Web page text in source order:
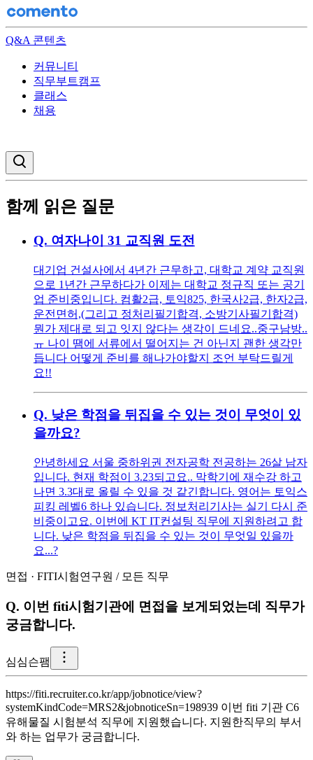
Q&A 콘텐츠
커뮤니티
직무부트캠프
클래스
채용
함께 읽은 질문
Q. 여자나이 31 교직원 도전
대기업 건설사에서 4년간 근무하고, 대학교 계약 교직원
으로 1년간 근무하다가 이제는 대학교 정규직 또는 공기
업 준비중입니다. 컴활2급, 토익825, 한국사2급, 한자2급,
운전면허,(그리고 정처리필기합격, 소방기사필기합격)
뭔가 제대로 되고 잇지 않다는 생각이 드네요..중구남방..
ㅠ 나이 땜에 서류에서 떨어지는 건 아닌지 괜한 생각만
듭니다 어떻게 준비를 해나가야할지 조언 부탁드릴게
요!!
Q. 낮은 학점을 뒤집을 수 있는 것이 무엇이 있
을까요?
안녕하세요 서울 중하위권 전자공학 전공하는 26살 남자
입니다. 현재 학점이 3.23되고요.. 막학기에 재수강 하고
나면 3.3대로 올릴 수 있을 것 같긴합니다. 영어는 토익스
피킹 레벨6 하나 있습니다. 정보처리기사는 실기 다시 준
비중이고요. 이번에 KT IT컨설팅 직무에 지원하려고 합
니다. 낮은 학점을 뒤집을 수 있는 것이 무엇일 있을까
요...?
면접 · FITI시험연구원 / 모든 직무
Q. 이번 fiti시험기관에 면접을 보게되었는데 직무가
궁금합니다.
심심슨팸
https://fiti.recruiter.co.kr/app/jobnotice/view?
systemKindCode=MRS2&jobnoticeSn=198939 이번 fiti 기관 C6
유해물질 시험분석 직무에 지원했습니다. 지원한직무의 부서
와 하는 업무가 궁금합니다.